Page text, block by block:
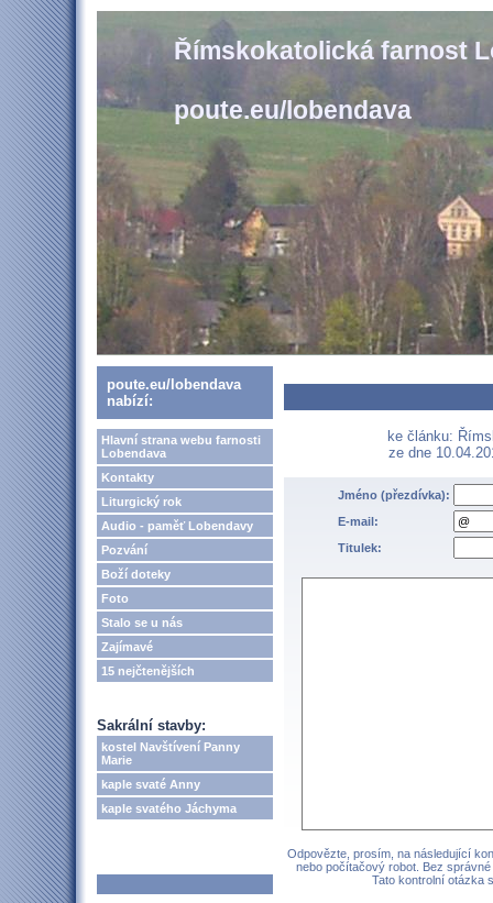
Římskokatolická farnost
poute.eu/lobendava
poute.eu/lobendava
nabízí:
Hlavní strana webu farnosti
Lobendava
Kontakty
Liturgický rok
Audio - paměť Lobendavy
Pozvání
Boží doteky
Foto
Stalo se u nás
Zajímavé
15 nejčtenějších
Sakrální stavby:
kostel Navštívení Panny
Marie
kaple svaté Anny
kaple svatého Jáchyma
ke článku:
ze dne
Jméno (přezdívka):
E-mail:
Titulek:
Odpovězte, prosím, na následující
nebo počítačový robot. Bez
Tato kontrolní otázka